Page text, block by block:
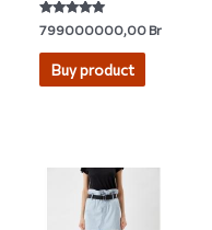
Rated
5.00
out of 5
799000000,00Br
Buy product